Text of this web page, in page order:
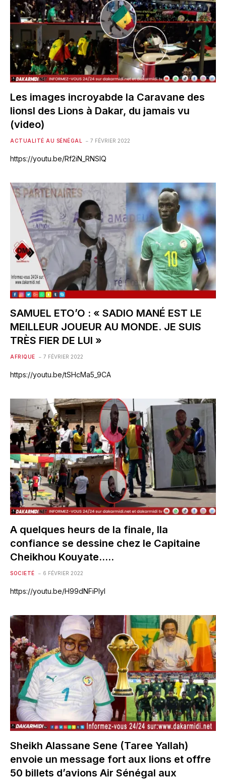
Les images incroyabde la Caravane des
lionsl des Lions à Dakar, du jamais vu
(video)
ACTUALITÉ AU SÉNÉGAL 7 FÉVRIER 2022
https://youtu.be/Rf2iN_RNSlQ
SAMUEL ETO’O : « SADIO MANÉ EST LE
MEILLEUR JOUEUR AU MONDE. JE SUIS
TRÈS FIER DE LUI »
AFRIQUE 7 FÉVRIER 2022
https://youtu.be/tSHcMa5_9CA
A quelques heurs de la finale, lla
confiance se dessine chez le Capitaine
Cheikhou Kouyate…..
SOCIETÉ 6 FÉVRIER 2022
https://youtu.be/H99dNFiPlyI
Sheikh Alassane Sene (Taree Yallah)
envoie un message fort aux lions et offre
50 billets d’avions Air Sénégal aux